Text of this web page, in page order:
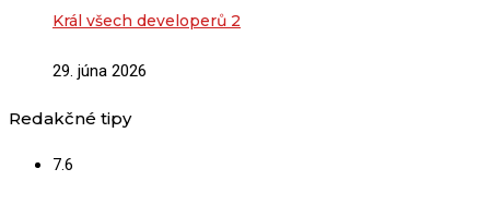
Král všech developerů 2
29. júna 2026
Redakčné tipy
7.6